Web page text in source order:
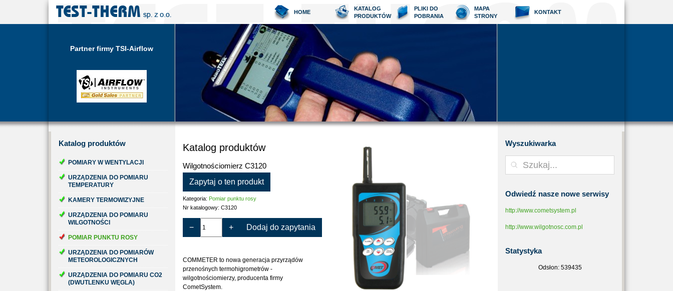
HOME
KATALOG
PRODUKTÓW
PLIKI DO
POBRANIA
MAPA
STRONY
KONTAKT
Partner firmy TSI-Airflow
Katalog produktów
Wilgotnościomierz C3120
Zapytaj o ten produkt
Kategoria: Pomiar punktu rosy
Nr katalogowy: C3120
− + Dodaj do zapytania
COMMETER to nowa generacja przyrządów
przenośnych termohigrometrów -
wilgotnościomierzy, producenta firmy
CometSystem.
Katalog produktów
POMIARY W WENTYLACJI
URZĄDZENIA DO POMIARU
TEMPERATURY
KAMERY TERMOWIZYJNE
URZĄDZENIA DO POMIARU
WILGOTNOŚCI
POMIAR PUNKTU ROSY
URZĄDZENIA DO POMIARÓW
METEOROLOGICZNYCH
URZĄDZENIA DO POMIARU CO2
(DWUTLENKU WĘGLA)
Wyszukiwarka
Odwiedź nasze nowe serwisy
http://www.cometsystem.pl
http://www.wilgotnosc.com.pl
Statystyka
Odsłon: 539435